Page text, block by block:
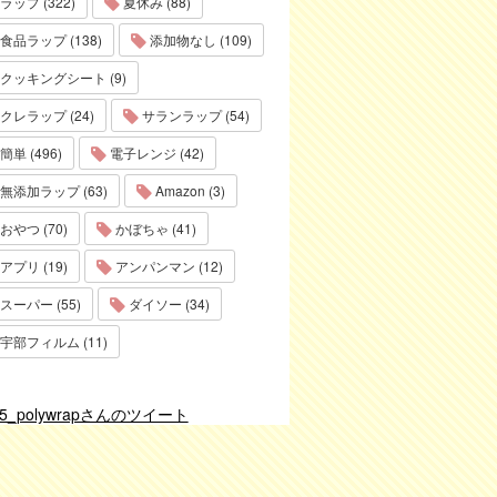
品ラップ (138)
添加物なし (109)
ッキングシート (9)
レラップ (24)
サランラップ (54)
単 (496)
電子レンジ (42)
添加ラップ (63)
Amazon (3)
やつ (70)
かぼちゃ (41)
プリ (19)
アンパンマン (12)
ーパー (55)
ダイソー (34)
部フィルム (11)
さんのツイート